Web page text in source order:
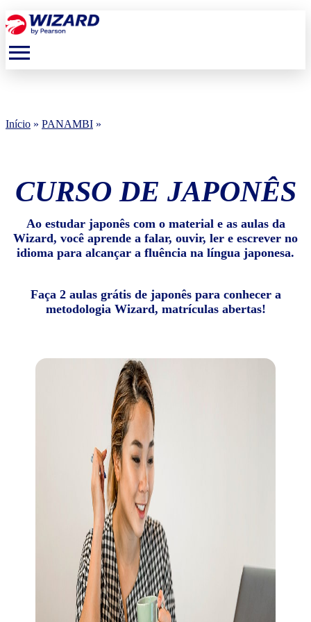
menu
Início » PANAMBI »
CURSO DE JAPONÊS
Ao estudar japonês com o material e as aulas da
Wizard, você aprende a falar, ouvir, ler e escrever no
idioma para alcançar a fluência na língua japonesa.
Faça 2 aulas grátis de japonês para conhecer a
metodologia Wizard, matrículas abertas!